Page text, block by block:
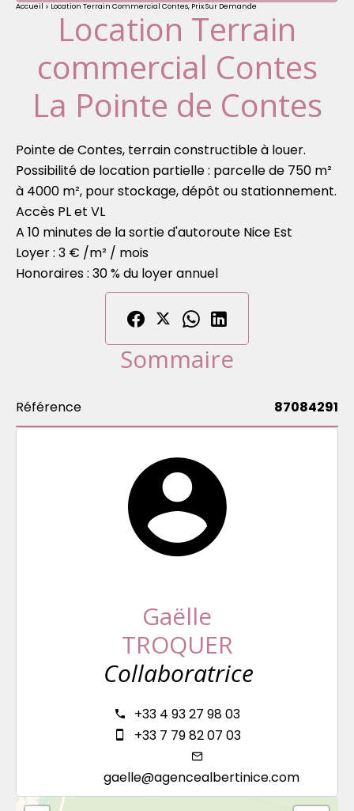
Accueil Location Terrain Commercial Contes, Prix Sur Demande
Location Terrain
commercial Contes
La Pointe de Contes
Pointe de Contes, terrain constructible à louer.
Possibilité de location partielle : parcelle de 750 m²
à 4000 m², pour stockage, dépôt ou stationnement.
Accès PL et VL
A 10 minutes de la sortie d'autoroute Nice Est
Loyer : 3 € /m² / mois
Honoraires : 30 % du loyer annuel
Sommaire
Référence 87084291
Gaëlle
TROQUER
Collaboratrice
+33 4 93 27 98 03
+33 7 79 82 07 03
gaelle@agencealbertinice.com